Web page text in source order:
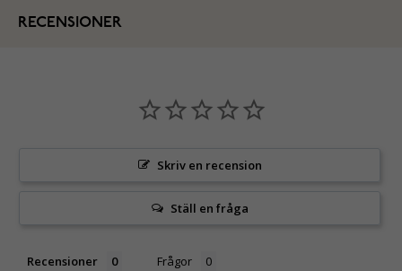
RECENSIONER
Skriv en recension
Ställ en fråga
Recensioner Frågor